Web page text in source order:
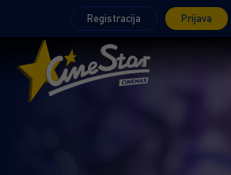
Registracija Prijava